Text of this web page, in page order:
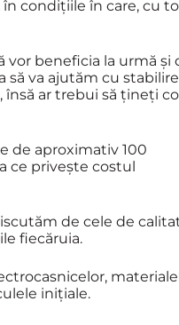
condițiile în care, cu
vor beneficia la urmă și
să va ajutăm cu
însă ar trebui să țineți
de aproximativ 100
ce privește costul
de cele de
fiecăruia.
inițiale.